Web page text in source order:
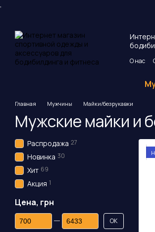
,
О нас
Главная Мужчины Майки/безрукавки
Мужские майки и
Распродажа 27
Новинка 30
Хит 69
Акция 1
Цена, грн
От Цена, грн
До Цена, грн OK